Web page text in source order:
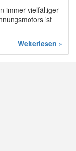
immer vielfältiger
ist
Weiterlesen »